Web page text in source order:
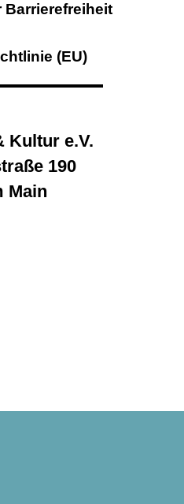
Barrierefreiheit
(EU)
Kultur e.V.
190
Main